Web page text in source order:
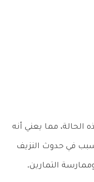
الحالة، مما يعني أنه
في حدوث النزيف
التمارين.